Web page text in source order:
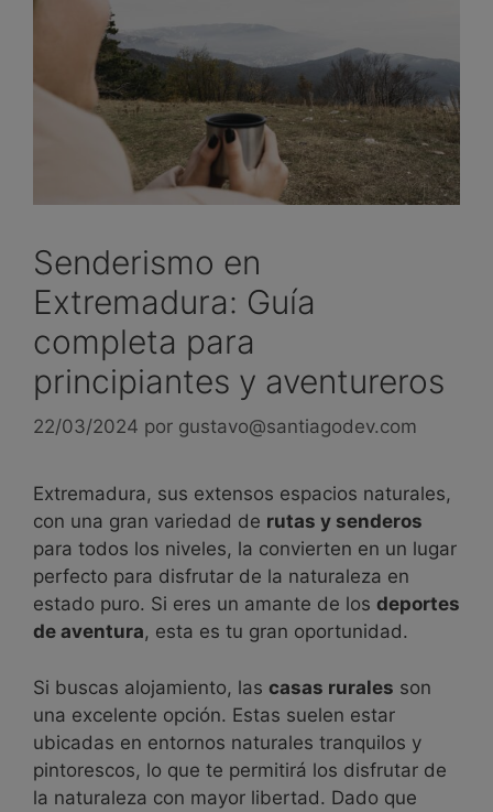
Senderismo en
Extremadura: Guía
completa para
principiantes y aventureros
22/03/2024 por gustavo@santiagodev.com
Extremadura, sus extensos espacios naturales,
con una gran variedad de rutas y senderos
para todos los niveles, la convierten en un lugar
perfecto para disfrutar de la naturaleza en
estado puro. Si eres un amante de los deportes
de aventura, esta es tu gran oportunidad.
Si buscas alojamiento, las casas rurales son
una excelente opción. Estas suelen estar
ubicadas en entornos naturales tranquilos y
pintorescos, lo que te permitirá los disfrutar de
la naturaleza con mayor libertad. Dado que